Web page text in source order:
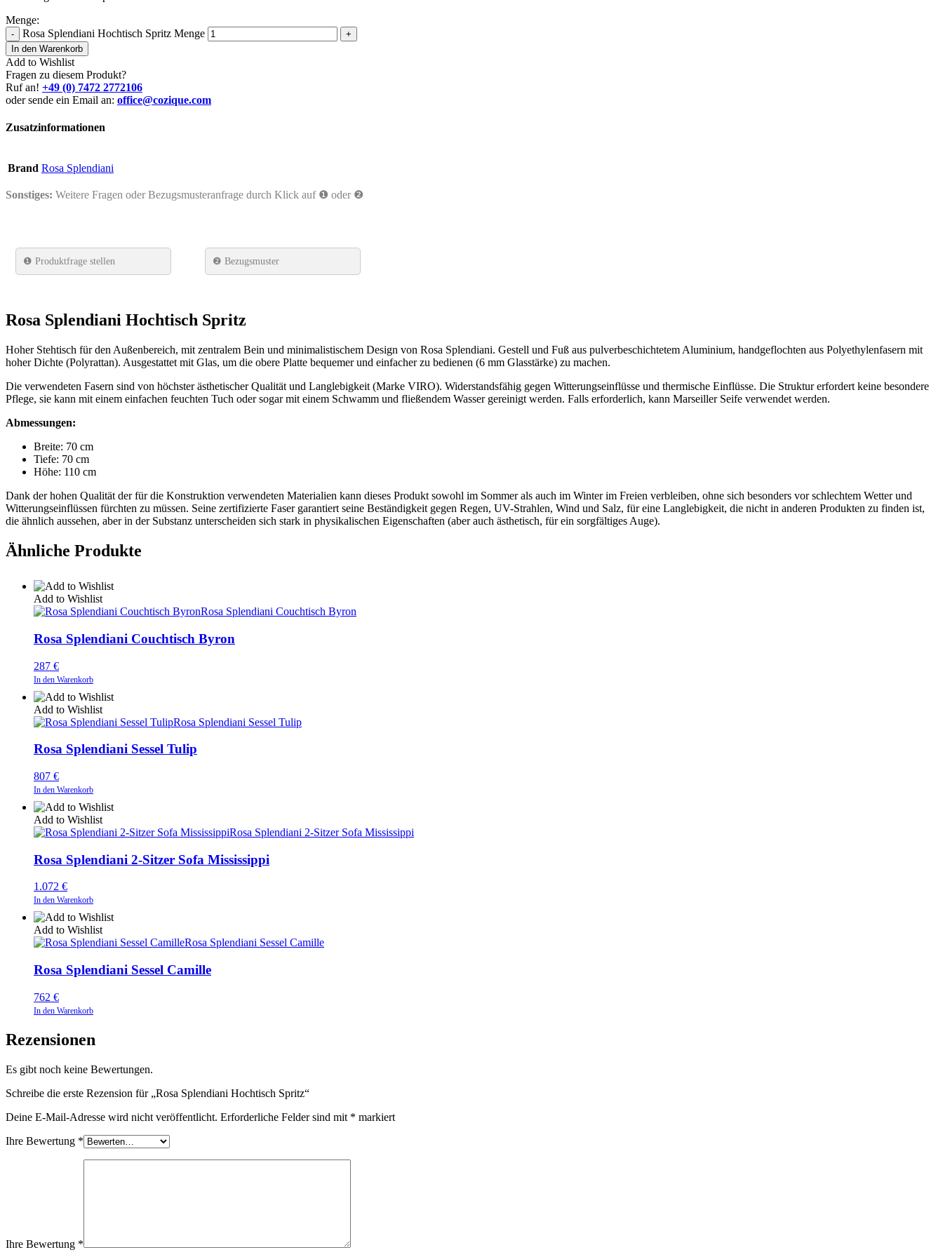
Menge:
- Rosa Splendiani Hochtisch Spritz Menge
+
In den Warenkorb
Add to Wishlist
Fragen zu diesem Produkt?
Ruf an! +49 (0) 7472 2772106
oder sende ein Email an: office@cozique.com
Zusatzinformationen
Brand Rosa Splendiani
Sonstiges: Weitere Fragen oder Bezugsmusteranfrage durch Klick auf ❶ oder ❷
❶ Produktfrage stellen ❷ Bezugsmuster
Rosa Splendiani Hochtisch Spritz
Hoher Stehtisch für den Außenbereich, mit zentralem Bein und minimalistischem Design von Rosa Splendiani. Gestell und Fuß aus pulverbeschichtetem Aluminium, handgeflochten aus Polyethylenfasern mit
hoher Dichte (Polyrattan). Ausgestattet mit Glas, um die obere Platte bequemer und einfacher zu bedienen (6 mm Glasstärke) zu machen.
Die verwendeten Fasern sind von höchster ästhetischer Qualität und Langlebigkeit (Marke VIRO). Widerstandsfähig gegen Witterungseinflüsse und thermische Einflüsse. Die Struktur erfordert keine besondere
Pflege, sie kann mit einem einfachen feuchten Tuch oder sogar mit einem Schwamm und fließendem Wasser gereinigt werden. Falls erforderlich, kann Marseiller Seife verwendet werden.
Abmessungen:
Breite: 70 cm
Tiefe: 70 cm
Höhe: 110 cm
Dank der hohen Qualität der für die Konstruktion verwendeten Materialien kann dieses Produkt sowohl im Sommer als auch im Winter im Freien verbleiben, ohne sich besonders vor schlechtem Wetter und
Witterungseinflüssen fürchten zu müssen. Seine zertifizierte Faser garantiert seine Beständigkeit gegen Regen, UV-Strahlen, Wind und Salz, für eine Langlebigkeit, die nicht in anderen Produkten zu finden ist,
die ähnlich aussehen, aber in der Substanz unterscheiden sich stark in physikalischen Eigenschaften (aber auch ästhetisch, für ein sorgfältiges Auge).
Ähnliche Produkte
Add to Wishlist
Rosa Splendiani Couchtisch Byron
Rosa Splendiani Couchtisch Byron
287 €
In den Warenkorb
Add to Wishlist
Rosa Splendiani Sessel Tulip
Rosa Splendiani Sessel Tulip
807 €
In den Warenkorb
Add to Wishlist
Rosa Splendiani 2-Sitzer Sofa Mississippi
Rosa Splendiani 2-Sitzer Sofa Mississippi
1.072 €
In den Warenkorb
Add to Wishlist
Rosa Splendiani Sessel Camille
Rosa Splendiani Sessel Camille
762 €
In den Warenkorb
Rezensionen
Es gibt noch keine Bewertungen.
Schreibe die erste Rezension für „Rosa Splendiani Hochtisch Spritz“
Deine E-Mail-Adresse wird nicht veröffentlicht. Erforderliche Felder sind mit * markiert
Ihre Bewertung *
Ihre Bewertung *